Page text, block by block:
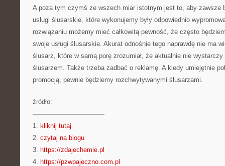
A poza tym czymś ze wszech miar istotnym jest to, aby zawsze
usługi ślusarskie, które wykonujemy były odpowiednio
rozwiązaniu możemy mieć całkowitą pewność, że często
swoje usługi ślusarskie. Akurat odnośnie tego naprawdę nie ma
ślusarz, które w samą porę zrozumiał, że aktualnie nie
ślusarzem. Także trzeba zadbać o reklamę. A kiedy umiejętnie
promocją, pewnie będziemy rozchwytywanymi ślusarzami.
źródło:
———————————
1. kliknij tutaj
2. czytaj na blogu
3. https://zdajechemie.pl
4. https://pzwpajeczno.com.pl